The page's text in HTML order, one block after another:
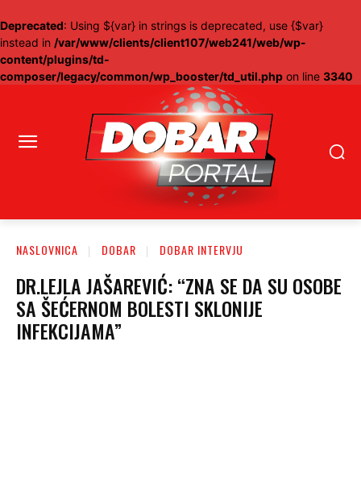
Deprecated: Using ${var} in strings is deprecated, use {$var}
instead in /var/www/clients/client107/web241/web/wp-
content/plugins/td-
composer/legacy/common/wp_booster/td_util.php on line 3340
NASLOVNICA DOBAR DOBAR INTERVJU
DR.LEJLA JAŠAREVIĆ: “ZNA SE DA SU OSOBE
SA ŠEĆERNOM BOLESTI SKLONIJE
INFEKCIJAMA”